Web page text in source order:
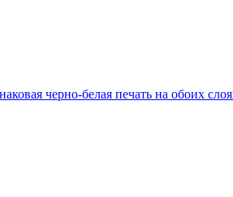
черно-белая печать на обоих